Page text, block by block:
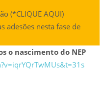
(*CLIQUE AQUI)
adesões nesta fase de
o nascimento do NEP